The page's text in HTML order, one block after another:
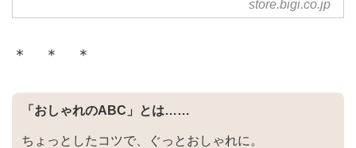
store.bigi.co.jp
＊ ＊ ＊
「おしゃれのABC」とは……
ちょっとしたコツで、ぐっとおしゃれに。